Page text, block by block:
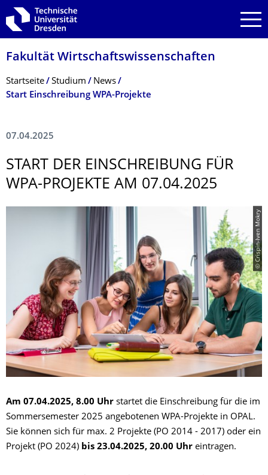
Zur Hauptnavigation springen
Zur Suche springen
Zum Inhalt springen
Fakultät Wirtschaftswissen­schaften
Breadcrumb-Menü
Startseite Studium
News
Start Einschreibung WPA-Projekte
07.04.2025
START DER EINSCHREIBUNG FÜR
WPA-PROJEKTE AM 07.04.2025
© Crispin-Iven Mokry
Am 07.04.2025, 8.00 Uhr startet die Einschreibung für die im
Sommersemester 2025 angebotenen WPA-Projekte in OPAL.
Sie können sich für max. 2 Projekte (PO 2014 - 2017) oder ein
Projekt (PO 2024) bis 23.04.2025, 20.00 Uhr eintragen.